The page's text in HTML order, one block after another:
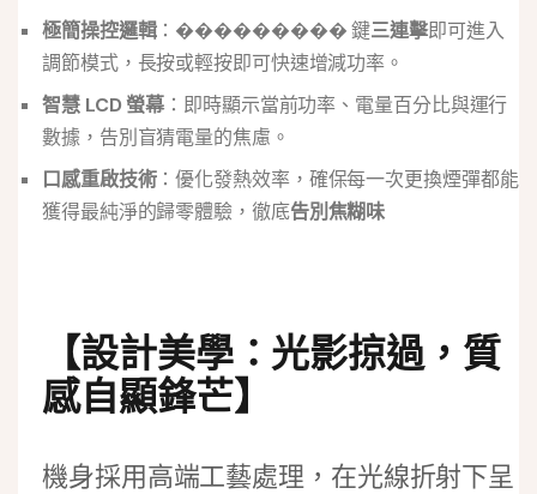
極簡操控邏輯：��������� 鍵三連擊即可進入
調節模式，長按或輕按即可快速增減功率。
智慧 LCD 螢幕 ：即時顯示當前功率、電量百分比與運行
數據，告別盲猜電量的焦慮。
口感重啟技術：優化發熱效率，確保每一次更換煙彈都能
獲得最純淨的歸零體驗，徹底告別焦糊味
【設計美學：光影掠過，質
感自顯鋒芒】
機身採用高端工藝處理，在光線折射下呈